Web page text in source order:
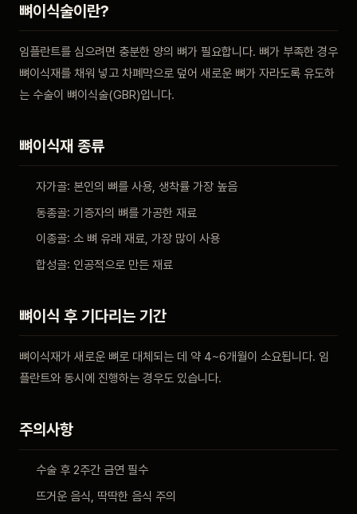
뼈이식술이란?
임플란트를 심으려면 충분한 양의 뼈가 필요합니다. 뼈가 부족한 경우
뼈이식재를 채워 넣고 차폐막으로 덮어 새로운 뼈가 자라도록 유도하
는 수술이 뼈이식술(GBR)입니다.
뼈이식재 종류
자가골: 본인의 뼈를 사용, 생착률 가장 높음
동종골: 기증자의 뼈를 가공한 재료
이종골: 소 뼈 유래 재료, 가장 많이 사용
합성골: 인공적으로 만든 재료
뼈이식 후 기다리는 기간
뼈이식재가 새로운 뼈로 대체되는 데 약 4~6개월이 소요됩니다. 임
플란트와 동시에 진행하는 경우도 있습니다.
주의사항
수술 후 2주간 금연 필수
뜨거운 음식, 딱딱한 음식 주의